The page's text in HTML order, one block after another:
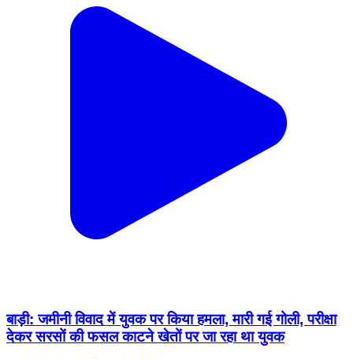
बाड़ी: जमीनी विवाद में युवक पर किया हमला, मारी गई गोली, परीक्षा
देकर सरसों की फसल काटने खेतों पर जा रहा था युवक